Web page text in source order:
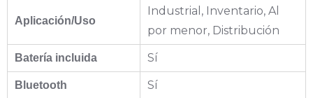
Aplicación/Uso
Industrial, Inventario, Al
por menor, Distribución
Batería incluida Sí
Bluetooth Sí